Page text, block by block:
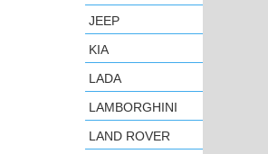
JEEP
KIA
LADA
LAMBORGHINI
LAND ROVER